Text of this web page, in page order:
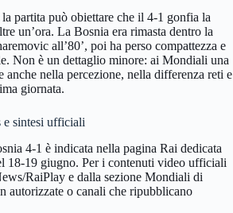
partita può obiettare che il 4-1 gonfia la
un’ora. La Bosnia era rimasta dentro la
all’80’, poi ha perso compattezza e
Non è un dettaglio minore: ai Mondiali una
anche nella percezione, nella differenza reti e
giornata.
sintesi ufficiali
4-1 è indicata nella pagina Rai dedicata
18-19 giugno. Per i contenuti video ufficiali
RaiPlay e dalla sezione Mondiali di
o canali che ripubblicano